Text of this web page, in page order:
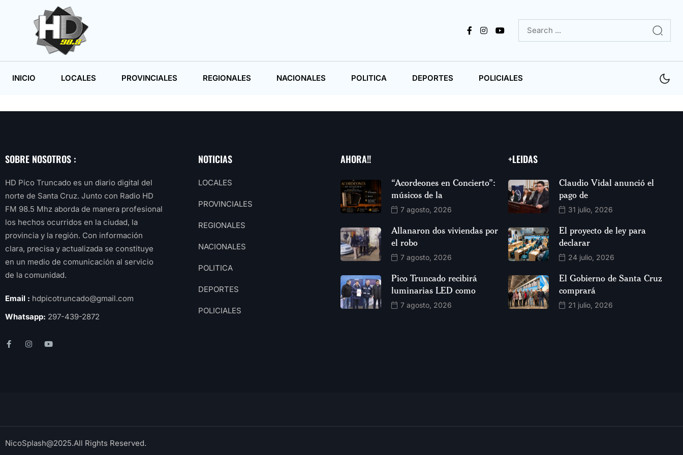
INICIO LOCALES PROVINCIALES REGIONALES NACIONALES POLITICA DEPORTES POLICIALES
SOBRE NOSOTROS :
HD Pico Truncado es un diario digital del
norte de Santa Cruz. Junto con Radio HD
FM 98.5 Mhz aborda de manera profesional
los hechos ocurridos en la ciudad, la
provincia y la región. Con información
clara, precisa y actualizada se constituye
en un medio de comunicación al servicio
de la comunidad.
Email : hdpicotruncado@gmail.com
Whatsapp: 297-439-2872
NOTICIAS
LOCALES
PROVINCIALES
REGIONALES
NACIONALES
POLITICA
DEPORTES
POLICIALES
AHORA!!
“Acordeones en Concierto”:
músicos de la
7 agosto, 2026
Allanaron dos viviendas por
el robo
7 agosto, 2026
Pico Truncado recibirá
luminarias LED como
7 agosto, 2026
+LEIDAS
Claudio Vidal anunció el
pago de
31 julio, 2026
El proyecto de ley para
declarar
24 julio, 2026
El Gobierno de Santa Cruz
comprará
21 julio, 2026
NicoSplash@2025.All Rights Reserved.